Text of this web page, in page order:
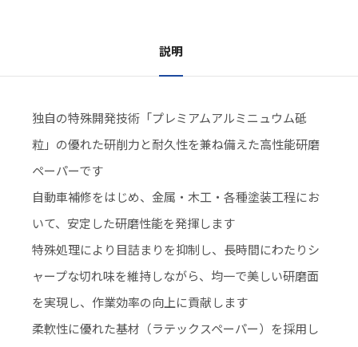
説明
独自の特殊開発技術「プレミアムアルミニュウム砥
粒」の優れた研削力と耐久性を兼ね備えた高性能研磨
ペーパーです
自動車補修をはじめ、金属・木工・各種塗装工程にお
いて、安定した研磨性能を発揮します
特殊処理により目詰まりを抑制し、長時間にわたりシ
ャープな切れ味を維持しながら、均一で美しい研磨面
を実現し、作業効率の向上に貢献します
柔軟性に優れた基材（ラテックスペーパー）を採用し